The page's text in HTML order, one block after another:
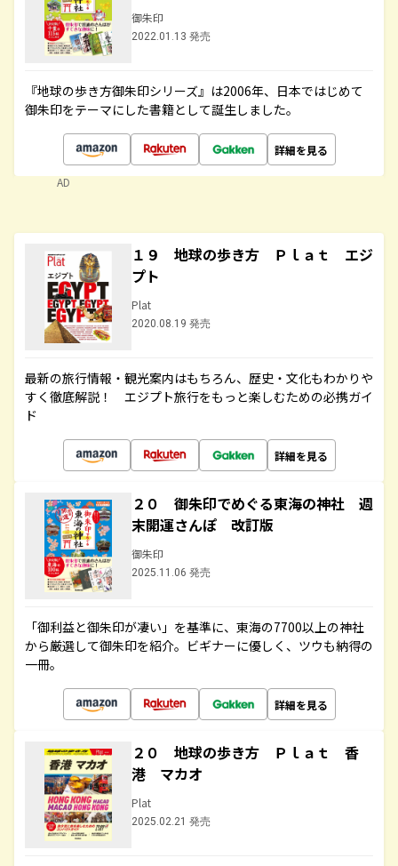
御朱印
2022.01.13 発売
『地球の歩き方御朱印シリーズ』は2006年、日本ではじめて
御朱印をテーマにした書籍として誕生しました。
詳細を見る
AD
１９ 地球の歩き方 Ｐｌａｔ エジ
プト
Plat
2020.08.19 発売
最新の旅行情報・観光案内はもちろん、歴史・文化もわかりや
すく徹底解説！ エジプト旅行をもっと楽しむための必携ガイ
ド
詳細を見る
２０ 御朱印でめぐる東海の神社 週
末開運さんぽ 改訂版
御朱印
2025.11.06 発売
「御利益と御朱印が凄い」を基準に、東海の7700以上の神社
から厳選して御朱印を紹介。ビギナーに優しく、ツウも納得の
一冊。
詳細を見る
２０ 地球の歩き方 Ｐｌａｔ 香
港 マカオ
Plat
2025.02.21 発売